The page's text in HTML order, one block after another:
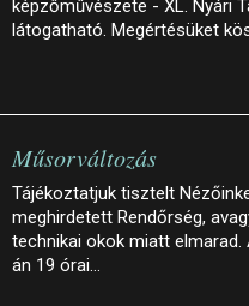
képzőművészete - XL. Nyári
látogatható. Megértésüket
Műsorváltozás
Tájékoztatjuk tisztelt
meghirdetett Rendőrség,
technikai okok miatt
án 19 órai…